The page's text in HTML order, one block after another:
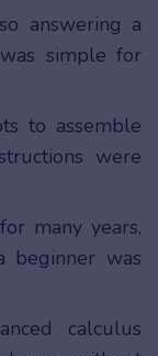
answering a
simple for
to assemble
were
many years,
beginner was
calculus